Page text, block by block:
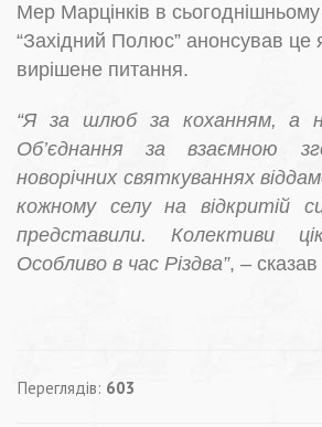
Мер Марцінків в сьогоднішньому
“Західний Полюс” анонсував
вирішене питання.
“Я за шлюб за коханням, а
Об’єднання за взаємною
новорічних святкуваннях
кожному селу на відкритій
представили. Колективи
Особливо в час Різдва”, –
Переглядів: 603